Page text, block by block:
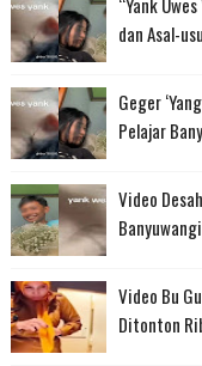
“Yank
dan Asal-
Geger
Pelajar
Video
Video Bu
Ditonton